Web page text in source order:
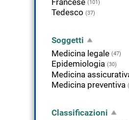
(101)
Tedesco (37)
Soggetti
Medicina legale (47)
Epidemiologia (30)
Medicina
Medicina preventiva
Classificazioni